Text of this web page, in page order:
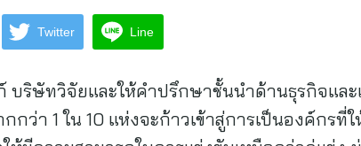
Twitter Line
บริษัทวิจัยและให้คำปรึกษาชั้นนำด้านธุรกิจและ
กว่า 1 ใน 10 แห่งจะก้าวเข้าสู่การเป็นองค์กร